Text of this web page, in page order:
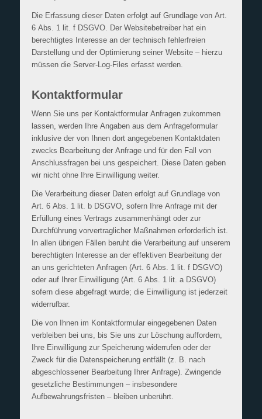
Die Erfassung dieser Daten erfolgt auf Grundlage von Art.
6 Abs. 1 lit. f DSGVO. Der Websitebetreiber hat ein
berechtigtes Interesse an der technisch fehlerfreien
Darstellung und der Optimierung seiner Website – hierzu
müssen die Server-Log-Files erfasst werden.
Kontaktformular
Wenn Sie uns per Kontaktformular Anfragen zukommen
lassen, werden Ihre Angaben aus dem Anfrageformular
inklusive der von Ihnen dort angegebenen Kontaktdaten
zwecks Bearbeitung der Anfrage und für den Fall von
Anschlussfragen bei uns gespeichert. Diese Daten geben
wir nicht ohne Ihre Einwilligung weiter.
Die Verarbeitung dieser Daten erfolgt auf Grundlage von
Art. 6 Abs. 1 lit. b DSGVO, sofern Ihre Anfrage mit der
Erfüllung eines Vertrags zusammenhängt oder zur
Durchführung vorvertraglicher Maßnahmen erforderlich ist.
In allen übrigen Fällen beruht die Verarbeitung auf unserem
berechtigten Interesse an der effektiven Bearbeitung der
an uns gerichteten Anfragen (Art. 6 Abs. 1 lit. f DSGVO)
oder auf Ihrer Einwilligung (Art. 6 Abs. 1 lit. a DSGVO)
sofern diese abgefragt wurde; die Einwilligung ist jederzeit
widerrufbar.
Die von Ihnen im Kontaktformular eingegebenen Daten
verbleiben bei uns, bis Sie uns zur Löschung auffordern,
Ihre Einwilligung zur Speicherung widerrufen oder der
Zweck für die Datenspeicherung entfällt (z. B. nach
abgeschlossener Bearbeitung Ihrer Anfrage). Zwingende
gesetzliche Bestimmungen – insbesondere
Aufbewahrungsfristen – bleiben unberührt.